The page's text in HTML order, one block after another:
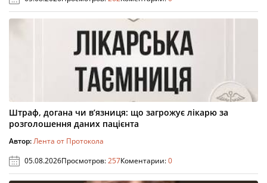
Штраф, догана чи в’язниця: що загрожує лікарю за
розголошення даних пацієнта
Автор:Лента от Протокола
05.08.2026Просмотров:257Коментарии:0